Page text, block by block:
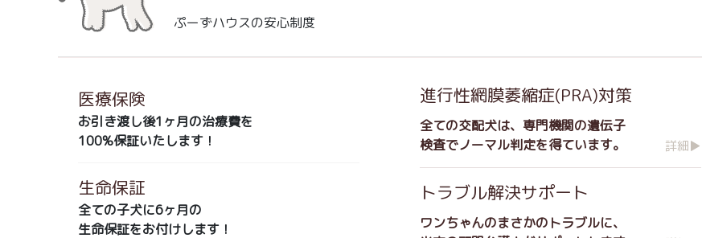
ぷーずハウスの安心制度
医療保険
お引き渡し後1ヶ月の治療費を
100%保証いたします！
生命保証
全ての子犬に6ヶ月の
生命保証をお付けします！
進行性網膜萎縮症(PRA)対策
全ての交配犬は、専門機関の遺伝子
検査でノーマル判定を得ています。
詳細▶
トラブル解決サポート
ワンちゃんのまさかのトラブルに、